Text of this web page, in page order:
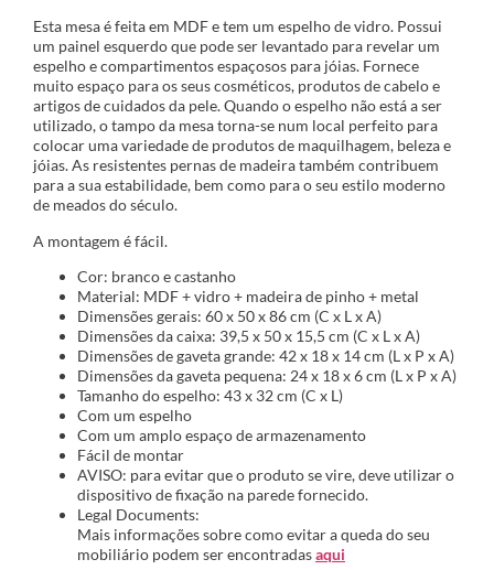
Esta mesa é feita em MDF e tem um espelho de vidro. Possui
um painel esquerdo que pode ser levantado para revelar um
espelho e compartimentos espaçosos para jóias. Fornece
muito espaço para os seus cosméticos, produtos de cabelo e
artigos de cuidados da pele. Quando o espelho não está a ser
utilizado, o tampo da mesa torna-se num local perfeito para
colocar uma variedade de produtos de maquilhagem, beleza e
jóias. As resistentes pernas de madeira também contribuem
para a sua estabilidade, bem como para o seu estilo moderno
de meados do século.
A montagem é fácil.
Cor: branco e castanho
Material: MDF + vidro + madeira de pinho + metal
Dimensões gerais: 60 x 50 x 86 cm (C x L x A)
Dimensões da caixa: 39,5 x 50 x 15,5 cm (C x L x A)
Dimensões de gaveta grande: 42 x 18 x 14 cm (L x P x A)
Dimensões da gaveta pequena: 24 x 18 x 6 cm (L x P x A)
Tamanho do espelho: 43 x 32 cm (C x L)
Com um espelho
Com um amplo espaço de armazenamento
Fácil de montar
AVISO: para evitar que o produto se vire, deve utilizar o
dispositivo de fixação na parede fornecido.
Legal Documents:
Mais informações sobre como evitar a queda do seu
mobiliário podem ser encontradasaqui